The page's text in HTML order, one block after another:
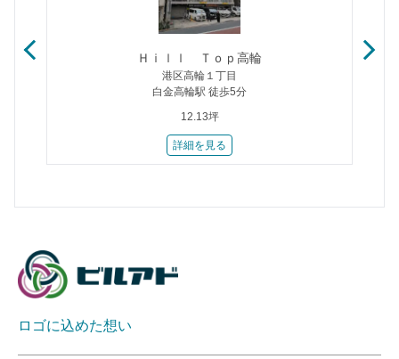
Ｈｉｌｌ Ｔｏｐ高輪
港区高輪１丁目
白金高輪駅 徒歩5分
12.13坪
詳細を見る
ロゴに込めた想い